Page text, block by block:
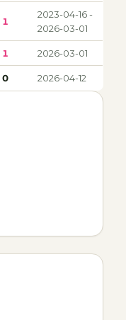
1
2023-04-16 -
2026-03-01
1 2026-03-01
0 2026-04-12